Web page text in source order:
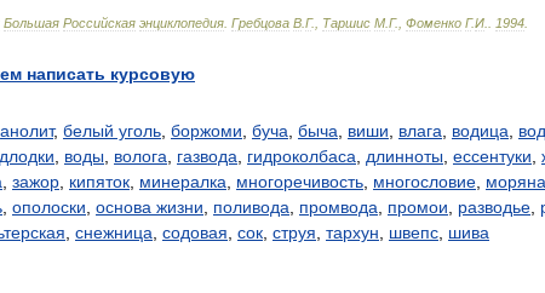
Большая Российская энциклопедия Гребцова В Г., Таршис М Г., Фоменко Г.И 1994
написать курсовую
анолит, белый уголь боржоми буча быча виши влага водица
воды волога газвода гидроколбаса длинноты ессентуки
зажор кипяток минералка многоречивость многословие моряна
ополоски основа жизни поливода промвода промои разводье
снежница содовая сок струя тархун швепс шива